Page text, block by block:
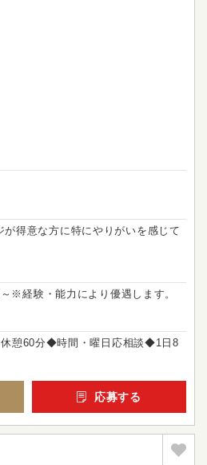
得意な方に特にやりがいを感じて
※経験・能力により優遇します。
憩60分◆時間・曜日応相談◆1日8
応募する